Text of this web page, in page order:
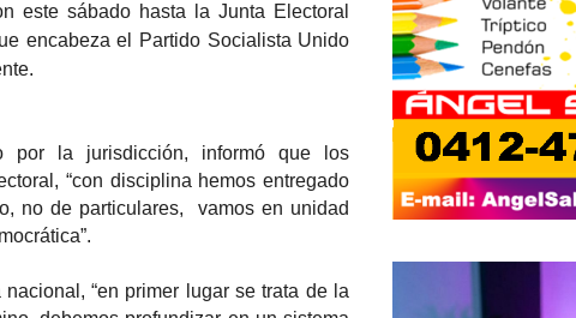
este sábado hasta la Junta Electoral
encabeza el Partido Socialista Unido
por la jurisdicción, informó que los
“con disciplina hemos entregado
no de particulares, vamos en unidad
“en primer lugar se trata de la